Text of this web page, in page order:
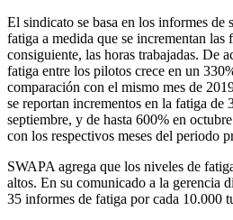
El sindicato se basa en los informes de
fatiga a medida que se incrementan las
consiguiente, las horas trabajadas. De
fatiga entre los pilotos crece en un
comparación con el mismo mes de
se reportan incrementos en la fatiga de
septiembre, y de hasta 600% en
con los respectivos meses del periodo
SWAPA agrega que los niveles de
altos. En su comunicado a la gerencia
35 informes de fatiga por cada 10.000